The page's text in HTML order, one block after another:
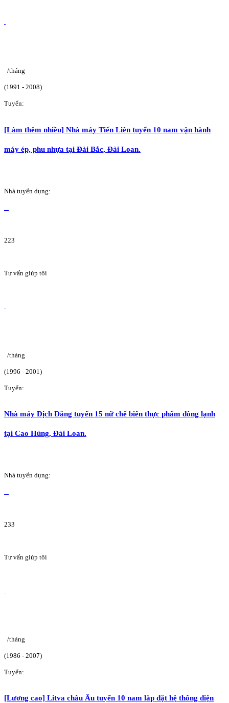
/tháng
(1991 - 2008)
Tuyển:
[Làm thêm nhiều] Nhà máy Tiến Liên tuyển 10 nam vận hành
máy ép, phu nhựa tại Đài Bắc, Đài Loan.
Nhà tuyển dụng:
223
Tư vấn giúp tôi
/tháng
(1996 - 2001)
Tuyển:
Nhà máy Dịch Đằng tuyển 15 nữ chế biến thực phẩm đông lạnh
tại Cao Hùng, Đài Loan.
Nhà tuyển dụng:
233
Tư vấn giúp tôi
/tháng
(1986 - 2007)
Tuyển:
[Lương cao] Litva châu Âu tuyển 10 nam lắp đặt hệ thống điện